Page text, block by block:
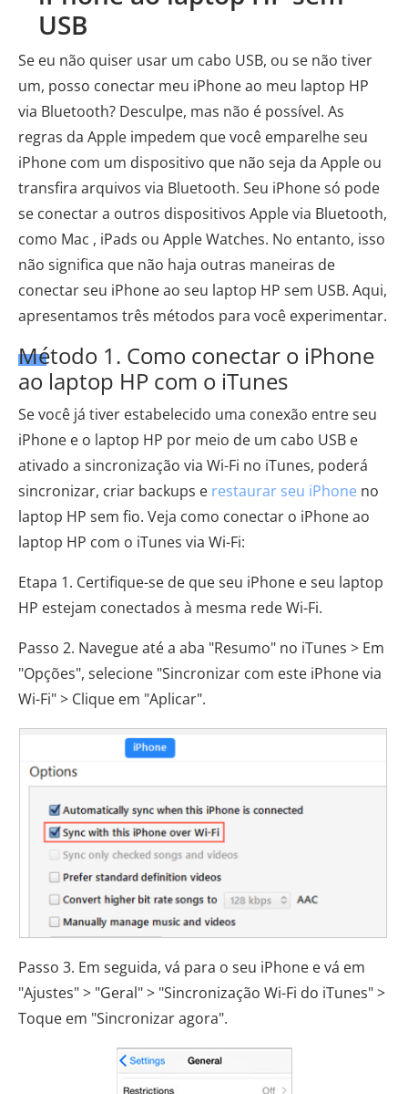
USB
Se eu não quiser usar um cabo USB, ou se não tiver
um, posso conectar meu iPhone ao meu laptop HP
via Bluetooth? Desculpe, mas não é possível. As
regras da Apple impedem que você emparelhe seu
iPhone com um dispositivo que não seja da Apple ou
transfira arquivos via Bluetooth. Seu iPhone só pode
se conectar a outros dispositivos Apple via Bluetooth,
como Mac , iPads ou Apple Watches. No entanto, isso
não significa que não haja outras maneiras de
conectar seu iPhone ao seu laptop HP sem USB. Aqui,
apresentamos três métodos para você experimentar.
Método 1. Como conectar o iPhone
ao laptop HP com o iTunes
Se você já tiver estabelecido uma conexão entre seu
iPhone e o laptop HP por meio de um cabo USB e
ativado a sincronização via Wi-Fi no iTunes, poderá
sincronizar, criar backups e restaurar seu iPhone no
laptop HP sem fio. Veja como conectar o iPhone ao
laptop HP com o iTunes via Wi-Fi:
Etapa 1. Certifique-se de que seu iPhone e seu laptop
HP estejam conectados à mesma rede Wi-Fi.
Passo 2. Navegue até a aba "Resumo" no iTunes > Em
"Opções", selecione "Sincronizar com este iPhone via
Wi-Fi" > Clique em "Aplicar".
Passo 3. Em seguida, vá para o seu iPhone e vá em
"Ajustes" > "Geral" > "Sincronização Wi-Fi do iTunes" >
Toque em "Sincronizar agora".